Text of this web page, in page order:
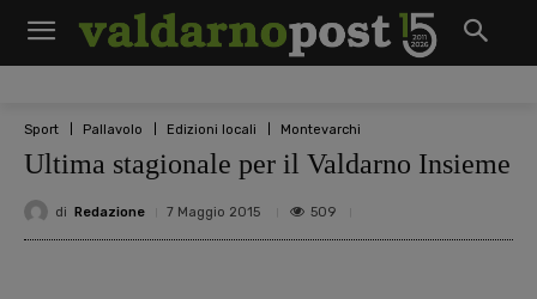
Sport Pallavolo Edizioni locali Montevarchi
Ultima stagionale per il Valdarno Insieme
di Redazione 7 Maggio 2015 509